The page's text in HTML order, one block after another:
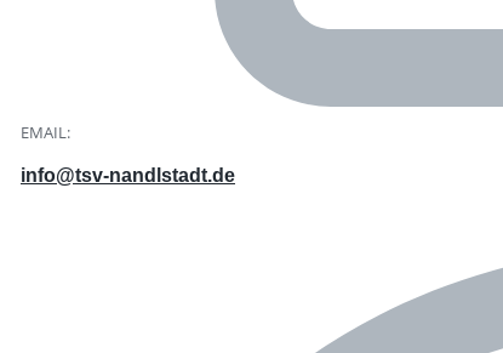
EMAIL:
info@tsv-nandlstadt.de